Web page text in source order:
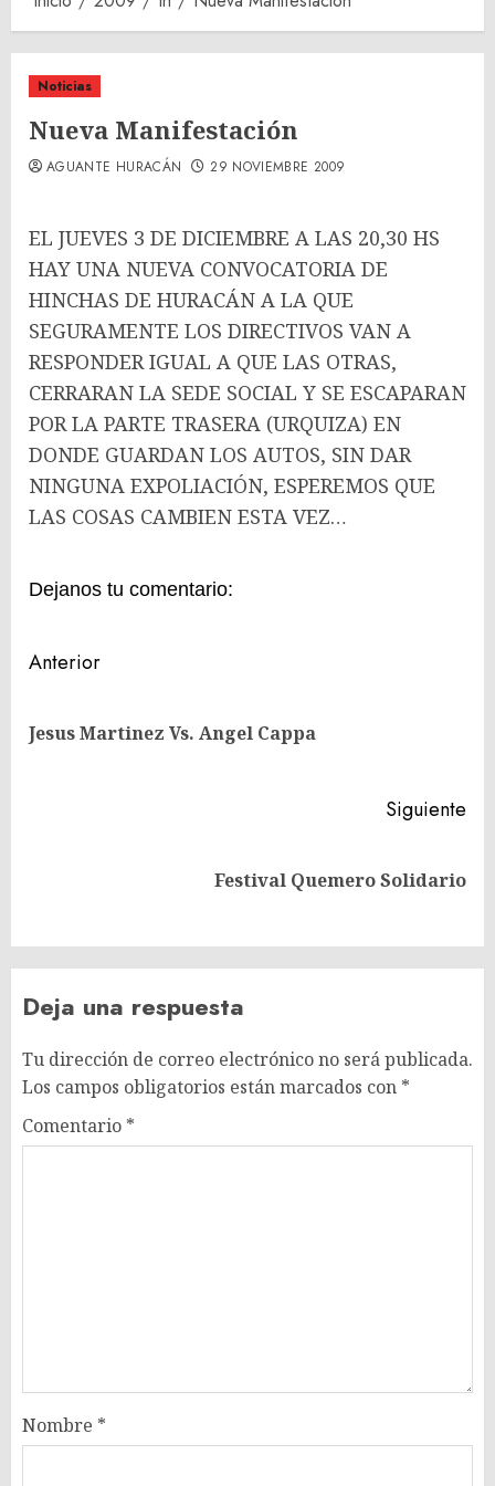
Noticias
Nueva Manifestación
AGUANTE HURACÁN 29 NOVIEMBRE 2009
EL JUEVES 3 DE DICIEMBRE A LAS 20,30 HS
HAY UNA NUEVA CONVOCATORIA DE
HINCHAS DE HURACÁN A LA QUE
SEGURAMENTE LOS DIRECTIVOS VAN A
RESPONDER IGUAL A QUE LAS OTRAS,
CERRARAN LA SEDE SOCIAL Y SE ESCAPARAN
POR LA PARTE TRASERA (URQUIZA) EN
DONDE GUARDAN LOS AUTOS, SIN DAR
NINGUNA EXPOLIACIÓN, ESPEREMOS QUE
LAS COSAS CAMBIEN ESTA VEZ…
Dejanos tu comentario:
Navegación
entradas
Anterior
Jesus Martinez Vs. Angel Cappa
Siguiente
Festival Quemero Solidario
Deja una respuesta
Tu dirección de correo electrónico no será publicada.
Los campos obligatorios están marcados con *
Comentario *
Nombre *